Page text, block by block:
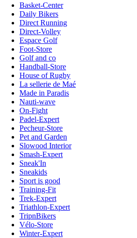
Basket-Center
Daily Bikers
Direct Running
Direct-Volley
Espace Golf
Foot-Store
Golf and co
Handball-Store
House of Rugby
La sellerie de Maé
Made in Paradis
Nauti-wave
On-Fight
Padel-Expert
Pecheur-Store
Pet and Garden
Slowood Interior
Smash-Expert
Sneak'In
Sneakids
Sport is good
Training-Fit
Trek-Expert
Triathlon-Expert
TripnBikers
Vélo-Store
Winter-Expert